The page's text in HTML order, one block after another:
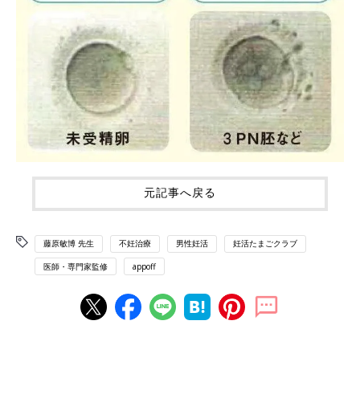
元記事へ戻る
藤原敏博 先生 不妊治療 男性妊活 妊活たまごクラブ
医師・専門家監修 appoff